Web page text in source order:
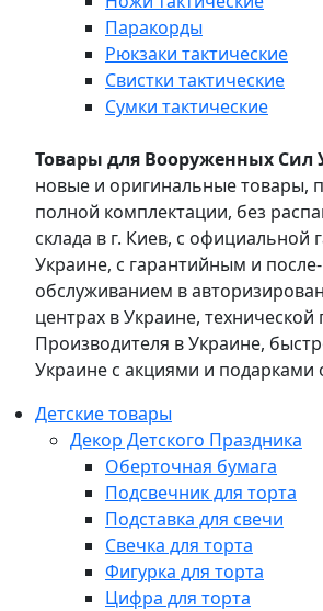
Паракорды
Рюкзаки тактические
Свистки тактические
Сумки тактические
Товары для Вооруженных Сил
новые и оригинальные товары,
полной комплектации, без
склада в г. Киев, с официальной
Украине, с гарантийным и
обслуживанием в
центрах в Украине,
Производителя в Украине,
Украине с акциями и подарками
Детские товары
Декор Детского Праздника
Оберточная бумага
Подсвечник для торта
Подставка для свечи
Свечка для торта
Фигурка для торта
Цифра для торта